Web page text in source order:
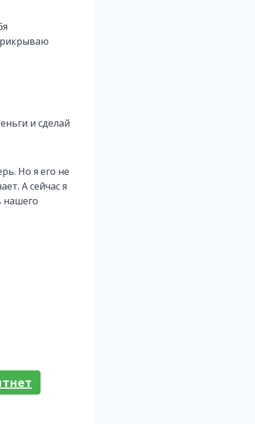
и сделай
Но я его не
А сейчас я
нашего